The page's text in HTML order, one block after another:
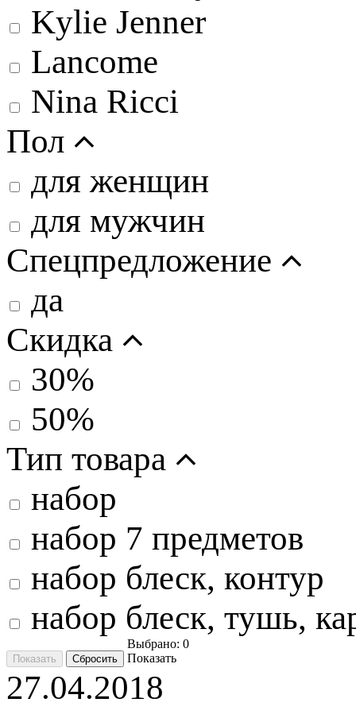
Kylie Jenner
Lancome
Nina Ricci
Пол
для женщин
для мужчин
Спецпредложение
да
Скидка
30%
50%
Тип товара
набор
набор 7 предметов
набор блеск, контур
набор блеск, тушь,
Выбрано: 0
Показать
27.04.2018